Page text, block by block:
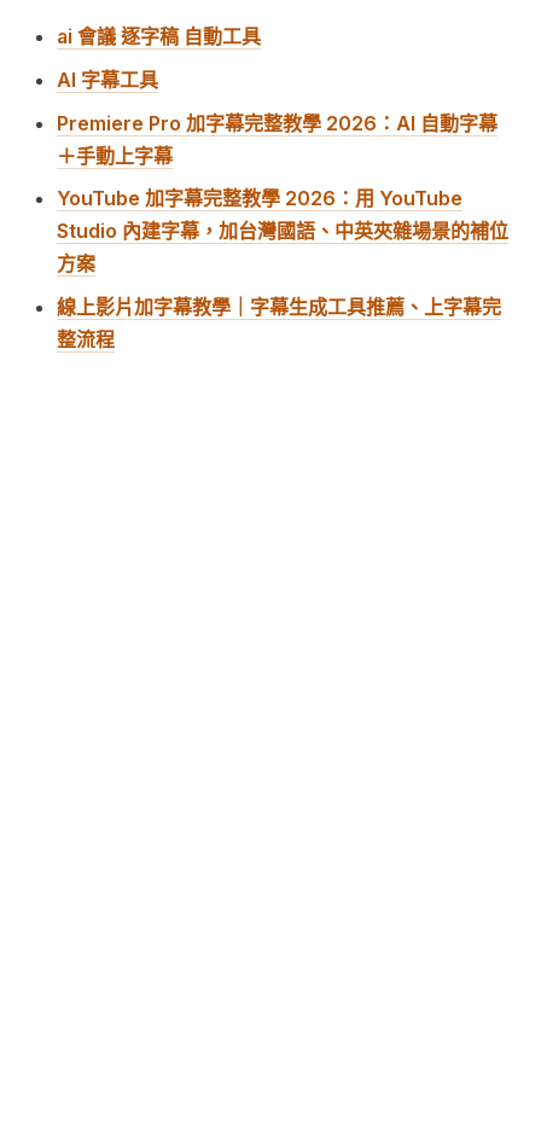
ai 會議 逐字稿 自動工具
AI 字幕工具
Premiere Pro 加字幕完整教學 2026：AI 自動字幕
＋手動上字幕
YouTube 加字幕完整教學 2026：用 YouTube
Studio 內建字幕，加台灣國語、中英夾雜場景的補位
方案
線上影片加字幕教學｜字幕生成工具推薦、上字幕完
整流程